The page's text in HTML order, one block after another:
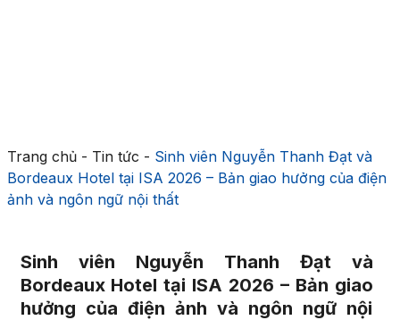
Trang chủ- Tin tức - Sinh viên Nguyễn Thanh Đạt và
Bordeaux Hotel tại ISA 2026 – Bản giao hưởng của điện
ảnh và ngôn ngữ nội thất
Sinh viên Nguyễn Thanh Đạt và
Bordeaux Hotel tại ISA 2026 – Bản giao
hưởng của điện ảnh và ngôn ngữ nội